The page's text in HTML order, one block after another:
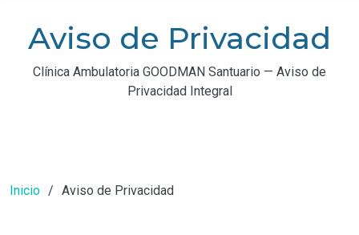
Aviso de Privacidad
Clínica Ambulatoria GOODMAN Santuario — Aviso de
Privacidad Integral
Inicio Aviso de Privacidad